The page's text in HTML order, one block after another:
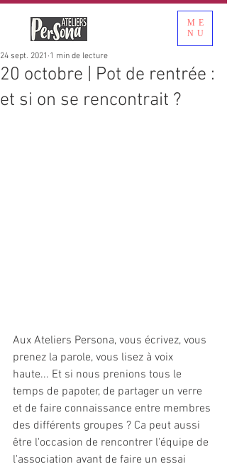
ME
NU
20 octobre | Pot de rentrée :
et si on se rencontrait ?
24 sept. 2021 1 min de lecture
Aux Ateliers Persona, vous écrivez, vous
prenez la parole, vous lisez à voix
haute... Et si nous prenions tous le
temps de papoter, de partager un verre
et de faire connaissance entre membres
des différents groupes ? Ca peut aussi
être l'occasion de rencontrer l'équipe de
l'association avant de faire un essai